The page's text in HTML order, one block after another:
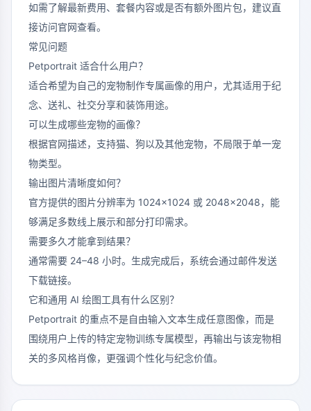
如需了解最新费用、套餐内容或是否有额外图片包，建议直
接访问官网查看。
常见问题
Petportrait 适合什么用户？
适合希望为自己的宠物制作专属画像的用户，尤其适用于纪
念、送礼、社交分享和装饰用途。
可以生成哪些宠物的画像？
根据官网描述，支持猫、狗以及其他宠物，不局限于单一宠
物类型。
输出图片清晰度如何？
官方提供的图片分辨率为 1024×1024 或 2048×2048，能
够满足多数线上展示和部分打印需求。
需要多久才能拿到结果？
通常需要 24–48 小时。生成完成后，系统会通过邮件发送
下载链接。
它和通用 AI 绘图工具有什么区别？
Petportrait 的重点不是自由输入文本生成任意图像，而是
围绕用户上传的特定宠物训练专属模型，再输出与该宠物相
关的多风格肖像，更强调个性化与纪念价值。